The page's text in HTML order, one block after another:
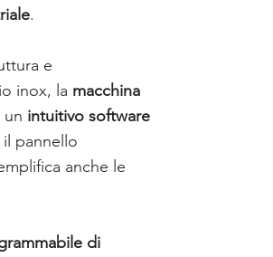
.
e
inox, la macchina
un intuitivo software
il pannello
anche le
di